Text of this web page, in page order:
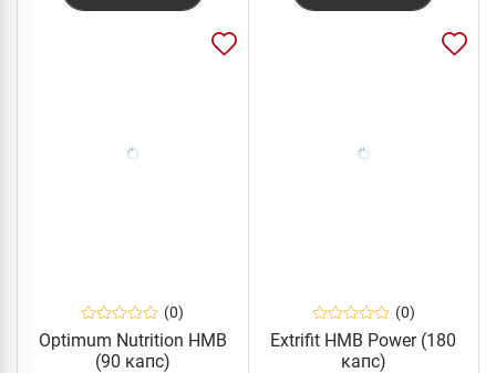
(0)
Optimum Nutrition HMB
(90 капс)
(0)
Extrifit HMB Power (180
капс)